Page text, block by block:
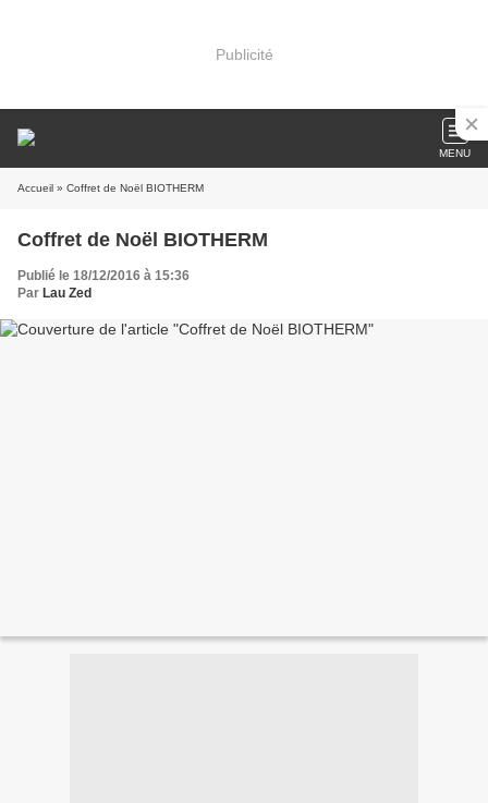
Publicité
MENU
Accueil » Coffret de Noël BIOTHERM
Coffret de Noël BIOTHERM
Publié le 18/12/2016 à 15:36
Par Lau Zed